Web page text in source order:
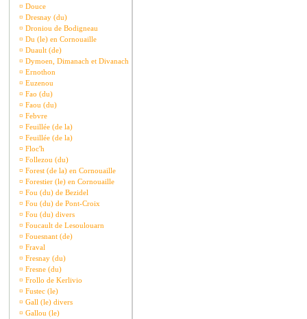
¤ Douce
¤ Dresnay (du)
¤ Droniou de Bodigneau
¤ Du (le) en Cornouaille
¤ Duault (de)
¤ Dymoen, Dimanach et Divanach
¤ Ernothon
¤ Euzenou
¤ Fao (du)
¤ Faou (du)
¤ Febvre
¤ Feuillée (de la)
¤ Feuillée (de la)
¤ Floc'h
¤ Follezou (du)
¤ Forest (de la) en Cornouaille
¤ Forestier (le) en Cornouaille
¤ Fou (du) de Bezidel
¤ Fou (du) de Pont-Croix
¤ Fou (du) divers
¤ Foucault de Lesoulouarn
¤ Fouesnant (de)
¤ Fraval
¤ Fresnay (du)
¤ Fresne (du)
¤ Frollo de Kerlivio
¤ Fustec (le)
¤ Gall (le) divers
¤ Gallou (le)